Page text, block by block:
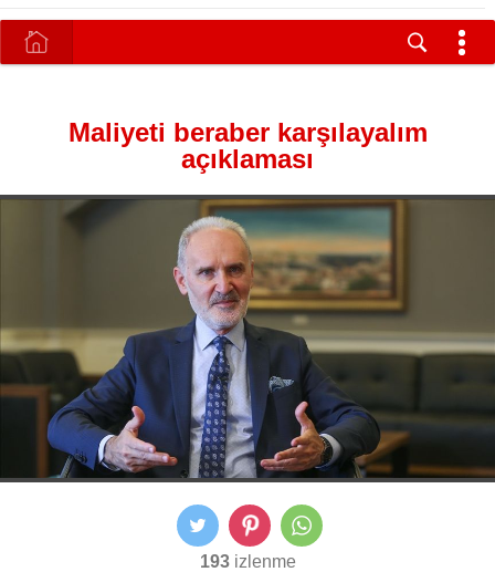
Maliyeti beraber karşılayalım
açıklaması
193izlenme